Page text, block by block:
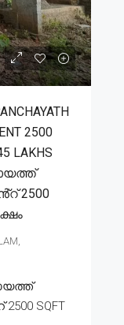
2500
LAKHS
2500
SQFT